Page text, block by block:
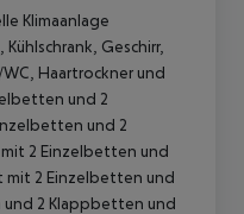
Klimaanlage
Geschirr,
Haartrockner und
und 2
und 2
2 Einzelbetten und
mit 2 Einzelbetten und
und 2 Klappbetten und